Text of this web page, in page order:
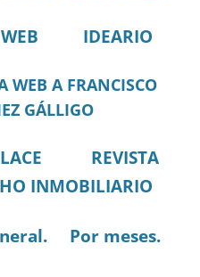
IDEARIO
WEB A FRANCISCO
GÁLLIGO
REVISTA
INMOBILIARIO
Por meses.